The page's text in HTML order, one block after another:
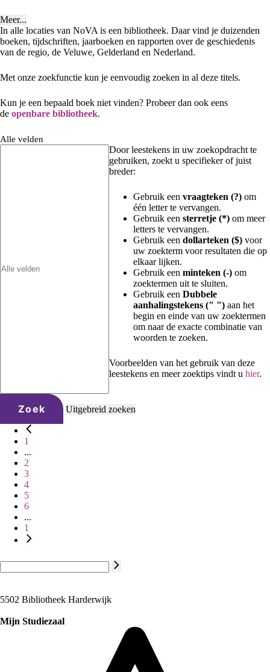
Meer...
In alle locaties van NoVA is een bibliotheek. Daar vind je duizenden
boeken, tijdschriften, jaarboeken en rapporten over de geschiedenis
van de regio, de Veluwe, Gelderland en Nederland.
Met onze zoekfunctie kun je eenvoudig zoeken in al deze titels.
Kun je een bepaald boek niet vinden? Probeer dan ook eens
de openbare bibliotheek.
Alle velden
Door leestekens in uw zoekopdracht te
gebruiken, zoekt u specifieker of juist
breder:
Gebruik een vraagteken (?) om
één letter te vervangen.
Gebruik een sterretje (*) om meer
letters te vervangen.
Gebruik een dollarteken ($) voor
uw zoekterm voor resultaten die op
elkaar lijken.
Gebruik een minteken (-) om
zoektermen uit te sluiten.
Gebruik een Dubbele
aanhalingstekens (" ") aan het
begin en einde van uw zoektermen
om naar de exacte combinatie van
woorden te zoeken.
Voorbeelden van het gebruik van deze
leestekens en meer zoektips vindt u hier.
Zoek Uitgebreid zoeken
1
...
2
3
4
5
6
...
1
5502 Bibliotheek Harderwijk
Mijn Studiezaal